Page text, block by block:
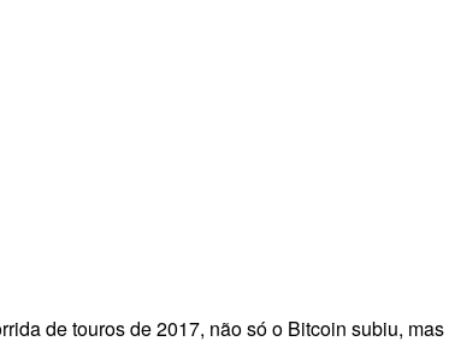
de touros de 2017, não só o Bitcoin subiu,